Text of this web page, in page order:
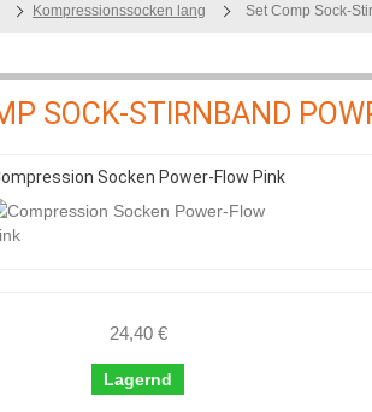
Kompressionssocken lang Set Comp Sock-
SOCK-STIRNBAND
Socken Power-Flow Pink
24,40 €
Lagernd